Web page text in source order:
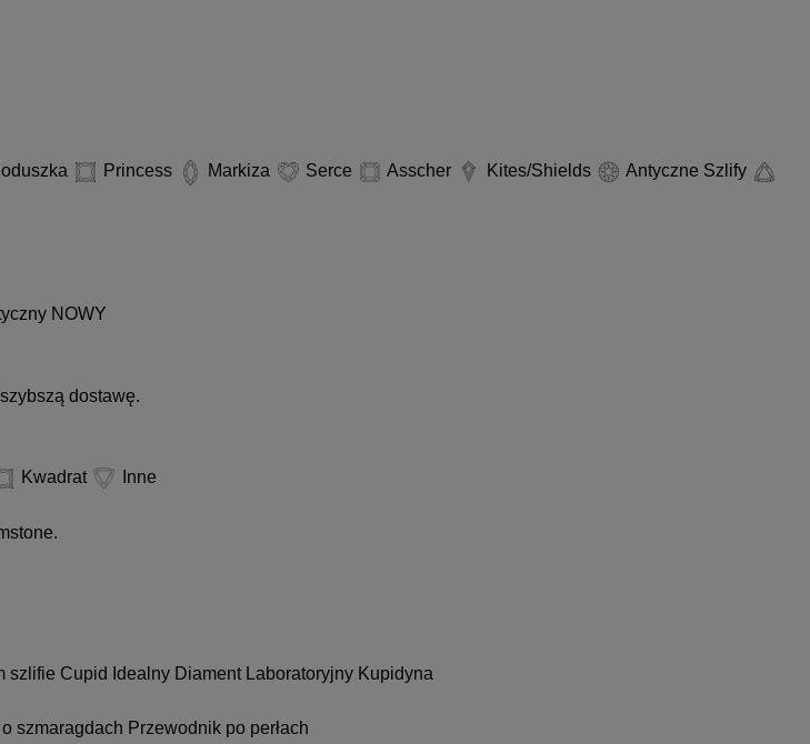
Princess Markiza Serce Asscher Kites/Shields
Antyczne Szlify
NOWY
dostawę.
Kwadrat
Inne
szlifie Cupid Idealny Diament Laboratoryjny Kupidyna
szmaragdach Przewodnik po perłach